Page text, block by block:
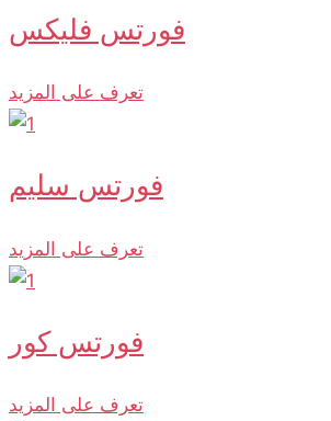
فورتس فليكس
تعرف على المزيد
فورتس سليم
تعرف على المزيد
فورتس كور
تعرف على المزيد